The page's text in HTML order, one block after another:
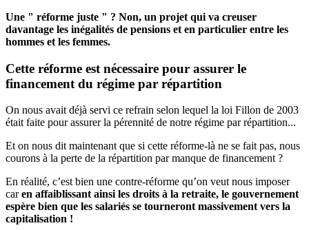
Une " réforme juste " ? Non, un projet qui va creuser
davantage les inégalités de pensions et en particulier entre les
hommes et les femmes.
Cette réforme est nécessaire pour assurer le
financement du régime par répartition
On nous avait déjà servi ce refrain selon lequel la loi Fillon de 2003
était faite pour assurer la pérennité de notre régime par répartition...
Et on nous dit maintenant que si cette réforme-là ne se fait pas, nous
courons à la perte de la répartition par manque de financement ?
En réalité, c’est bien une contre-réforme qu’on veut nous imposer
caren affaiblissant ainsi les droits à la retraite, le gouvernement
espère bien que les salariés se tourneront massivement vers la
capitalisation !